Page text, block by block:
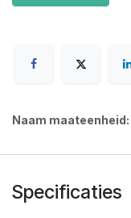
Naam maateenheid:
Specificaties